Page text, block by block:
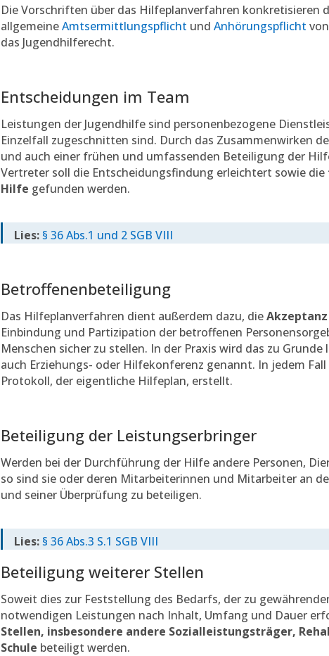
Die Vorschriften über das Hilfeplanverfahren konkretisieren
allgemeineAmtsermittlungspflicht und Anhörungspflicht
das Jugendhilferecht.
Entscheidungen im Team
Leistungen der Jugendhilfe sind personenbezogene
Einzelfall zugeschnitten sind. Durch das Zusammenwirken
und auch einer frühen und umfassenden Beteiligung der
Vertreter soll die Entscheidungsfindung erleichtert sowie die
Hilfe gefunden werden.
Lies:§ 36 Abs.1 und 2 SGB VIII
Betroffenenbeteiligung
Das Hilfeplanverfahren dient außerdem dazu, die
Einbindung und Partizipation der betroffenen
Menschen sicher zu stellen. In der Praxis wird das zu
auch Erziehungs- oder Hilfekonferenz genannt. In jedem
Protokoll, der eigentliche Hilfeplan, erstellt.
Beteiligung der Leistungserbringer
Werden bei der Durchführung der Hilfe andere Personen,
so sind sie oder deren Mitarbeiterinnen und Mitarbeiter an
und seiner Überprüfung zu beteiligen.
Lies:§ 36 Abs.3 S.1 SGB VIII
Beteiligung weiterer Stellen
Soweit dies zur Feststellung des Bedarfs, der zu
notwendigen Leistungen nach Inhalt, Umfang und Dauer
Stellen, insbesondere andere Sozialleistungsträger,
Schule beteiligt werden.